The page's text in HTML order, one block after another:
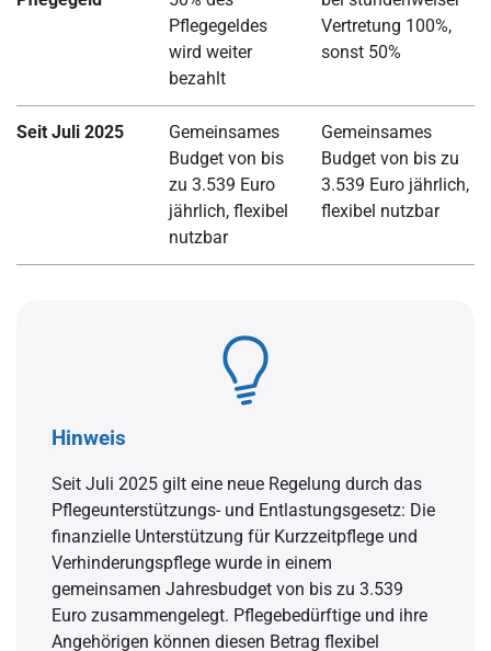
Pflegegeldes
wird weiter
bezahlt
Vertretung 100%,
sonst 50%
Seit Juli 2025
Gemeinsames
Budget von bis
zu 3.539 Euro
jährlich, flexibel
nutzbar
Gemeinsames
Budget von bis zu
3.539 Euro jährlich,
flexibel nutzbar
Hinweis
Seit Juli 2025 gilt eine neue Regelung durch das
Pflegeunterstützungs- und Entlastungsgesetz: Die
finanzielle Unterstützung für Kurzzeitpflege und
Verhinderungspflege wurde in einem
gemeinsamen Jahresbudget von bis zu 3.539
Euro zusammengelegt. Pflegebedürftige und ihre
Angehörigen können diesen Betrag flexibel